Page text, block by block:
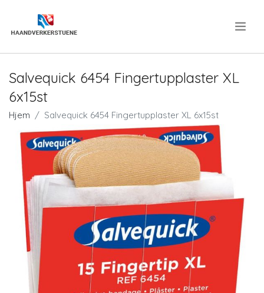
Salvequick 6454 Fingertupplaster XL
6x15st
Hjem Salvequick 6454 Fingertupplaster XL 6x15st